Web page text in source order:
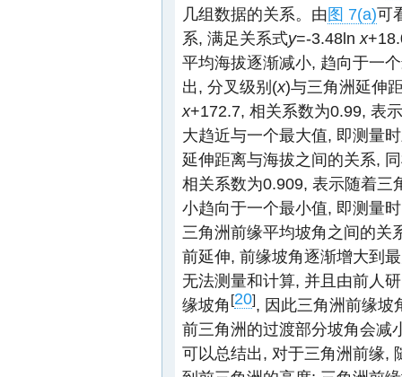
几组数据的关系。由图 7(a)可
系, 满足关系式y=-3.48ln x
平均海拔逐渐减小, 趋向于一
出, 分叉级别(x)与三角洲延伸
x+172.7, 相关系数为0.99, 表
大趋近与一个最大值, 即测量
延伸距离与海拔之间的关系,
相关系数为0.909, 表示随着三
小趋向于一个最小值, 即测量
三角洲前缘平均坡角之间的关
前延伸, 前缘坡角逐渐增大到
无法测量和计算, 并且由前人
缘坡角 [20], 因此三角洲前缘坡
前三角洲的过渡部分坡角会减
可以总结出, 对于三角洲前缘,